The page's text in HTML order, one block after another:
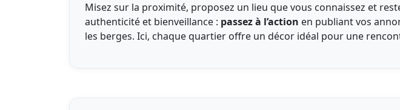
Misez sur la proximité, proposez un lieu que vous connaissez et
authenticité et bienveillance : passez à l’action en publiant vos
les berges. Ici, chaque quartier offre un décor idéal pour une